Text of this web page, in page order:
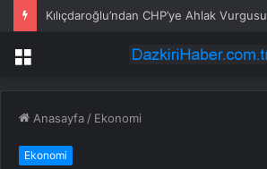
Kılıçdaroğlu’ndan CHP’ye Ahlak Vurgusu
Menü
Anasayfa / Ekonomi
Ekonomi